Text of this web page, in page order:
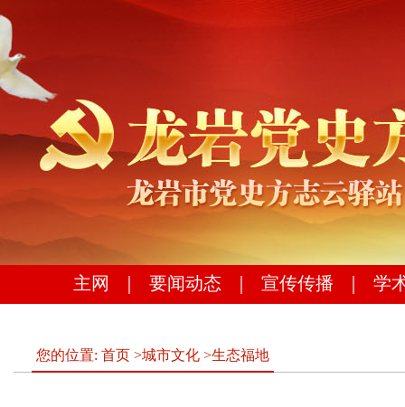
主网 要闻动态 宣传传播 学
您的位置: 首页 >城市文化 >生态福地